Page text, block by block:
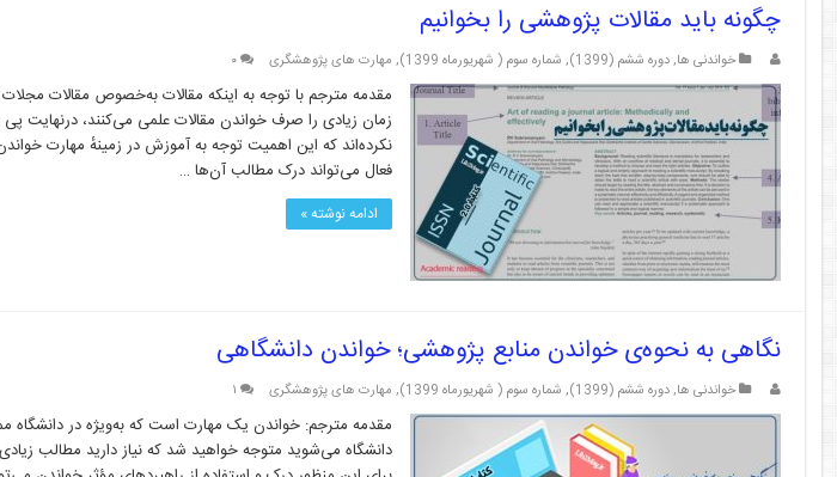
چگونه باید مقالات پژوهشی را بخوانیم
خواندنی ها,دوره ششم (1399) , شماره سوم ( شهریورماه 1399) , مهارت های پژوهشگری ۰
مقدمه مترجم با توجه به اینکه مقالات به‌خصوص مقالات
زمان زیادی را صرف خواندن مقالات علمی می‌کنند، درنهایت
نکرده‌اند که این اهمیت توجه به آموزش در زمینهٔ مهارت
فعال می‌تواند درک مطالب آن‌ها …
ادامه نوشته »
نگاهی به نحوه‌ی خواندن منابع پژوهشی؛ خواندن دانشگاهی
خواندنی ها,دوره ششم (1399) , شماره سوم ( شهریورماه 1399) , مهارت های پژوهشگری ۱
مقدمه مترجم: خواندن یک مهارت است که به‌ویژه در دانشگاه
دانشگاه می‌شوید متوجه خواهید شد که نیاز دارید مطالب زیادی